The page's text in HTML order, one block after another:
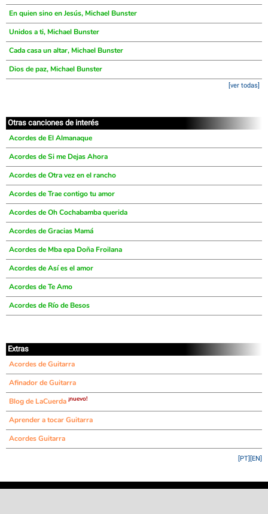
En quien sino en Jesús, Michael Bunster
Unidos a ti, Michael Bunster
Cada casa un altar, Michael Bunster
Dios de paz, Michael Bunster
[ver todas]
Otras canciones de interés
Acordes de El Almanaque
Acordes de Si me Dejas Ahora
Acordes de Otra vez en el rancho
Acordes de Trae contigo tu amor
Acordes de Oh Cochabamba querida
Acordes de Gracias Mamá
Acordes de Mba epa Doña Froilana
Acordes de Así es el amor
Acordes de Te Amo
Acordes de Río de Besos
Extras
Acordes de Guitarra
Afinador de Guitarra
Blog de LaCuerda ¡nuevo!
Aprender a tocar Guitarra
Acordes Guitarra
[EN]
[PT]